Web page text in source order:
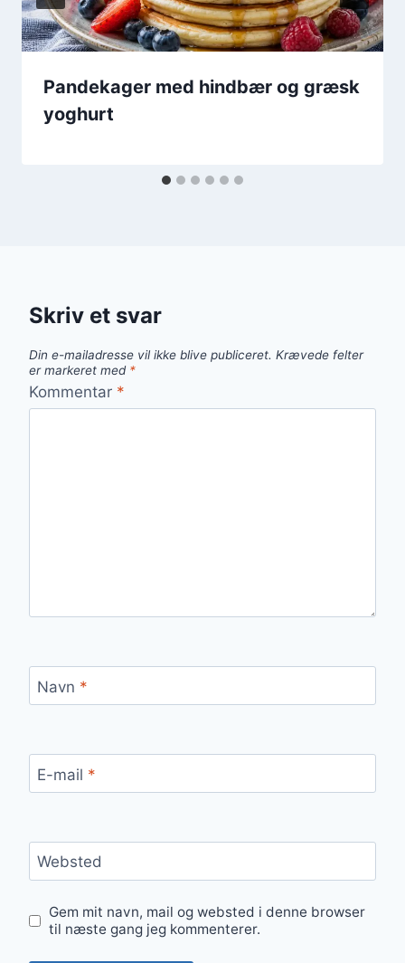
Pandekager med hindbær og græsk
yoghurt
Skriv et svar
Din e-mailadresse vil ikke blive publiceret. Krævede felter
er markeret med *
Kommentar *
Navn *
E-mail *
Websted
Gem mit navn, mail og websted i denne browser
til næste gang jeg kommenterer.